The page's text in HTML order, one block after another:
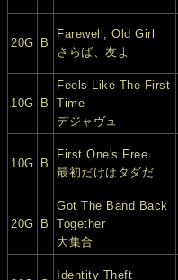
20G B
Farewell, Old Girl
さらば、友よ
10G B
Feels Like The First
Time
デジャヴュ
10G B
First One's Free
最初だけはタダだ
20G B
Got The Band Back
Together
大集合
Identity Theft